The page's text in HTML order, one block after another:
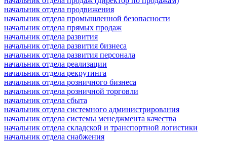
начальник отдела продвижения
начальник отдела промышленной безопасности
начальник отдела прямых продаж
начальник отдела развития
начальник отдела развития бизнеса
начальник отдела развития персонала
начальник отдела реализации
начальник отдела рекрутинга
начальник отдела розничного бизнеса
начальник отдела розничной торговли
начальник отдела сбыта
начальник отдела системного администрирования
начальник отдела системы менеджмента качества
начальник отдела складской и транспортной логистики
начальник отдела снабжения